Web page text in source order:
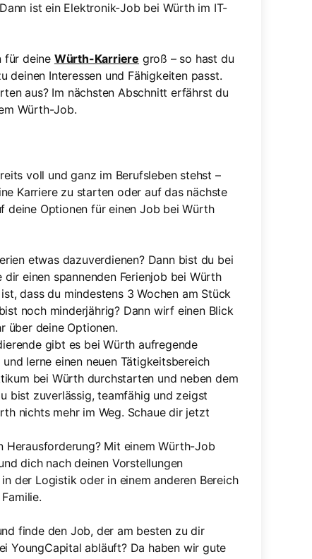
ist ein Elektronik-Job bei Würth im IT-
für deine Würth-Karriere groß – so hast du
deinen Interessen und Fähigkeiten passt.
aus? Im nächsten Abschnitt erfährst du
Würth-Job.
voll und ganz im Berufsleben stehst –
Karriere zu starten oder auf das nächste
deine Optionen für einen Job bei Würth
etwas dazuverdienen? Dann bist du bei
einen spannenden Ferienjob bei Würth
dass du mindestens 3 Wochen am Stück
noch minderjährig? Dann wirf einen Blick
über deine Optionen.
gibt es bei Würth aufregende
lerne einen neuen Tätigkeitsbereich
bei Würth durchstarten und neben dem
bist zuverlässig, teamfähig und zeigst
nichts mehr im Weg. Schaue dir jetzt
Herausforderung? Mit einem Würth-Job
dich nach deinen Vorstellungen
der Logistik oder in einem anderen Bereich
finde den Job, der am besten zu dir
YoungCapital abläuft? Da haben wir gute